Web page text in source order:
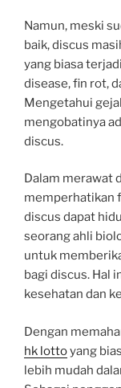
Namun, meski
baik, discus
yang biasa
disease, fin rot,
Mengetahui
mengobatinya
discus.
Dalam merawat
memperhatikan
discus dapat
seorang ahli
untuk
bagi discus. Hal
kesehatan dan
Dengan
hk lottoyang
lebih mudah